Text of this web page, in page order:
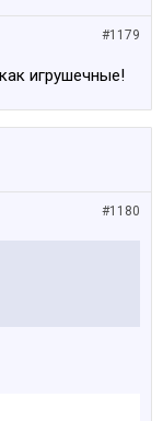
#1179
игрушечные!
#1180